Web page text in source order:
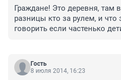
Граждане! Это деревня, там
разницы кто за рулем, и
говорить если частенько
Гость
8 июля 2014, 16:23